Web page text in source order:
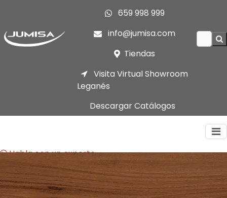
659 998 999
info@jumisa.com
Tiendas
Visita Virtual Showroom
Leganés
Descargar Catálogos
Habla con un experto